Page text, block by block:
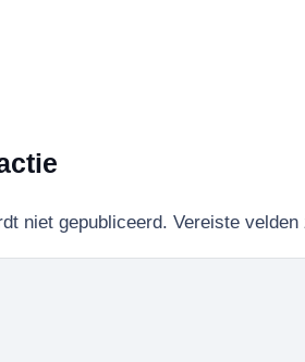
niet gepubliceerd. Vereiste